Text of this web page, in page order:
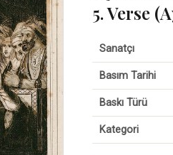
5. Verse
Sanatçı
Basım Tarihi
Baskı Türü
Kategori